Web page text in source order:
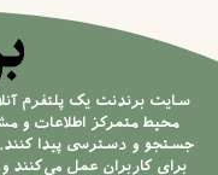
سایت برندنت یک پلتفرم
محیط متمرکز اطلاعات
جستجو و دسترسی پیدا
برای کاربران عمل می‌کنند